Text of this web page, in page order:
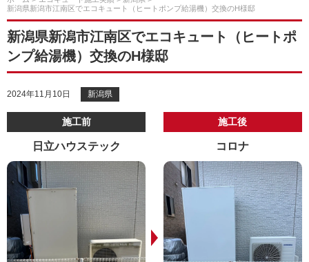
新潟県新潟市江南区でエコキュート（ヒートポンプ給湯機）交換のH様邸
新潟県新潟市江南区でエコキュート（ヒートポ
ンプ給湯機）交換のH様邸
2024年11月10日 新潟県
施工前
日立ハウステック
施工後
コロナ